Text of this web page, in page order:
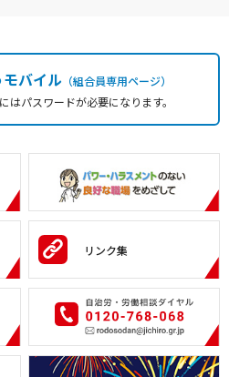
バイル（組合員専用ページ）
はパスワードが必要になります。
リンク集